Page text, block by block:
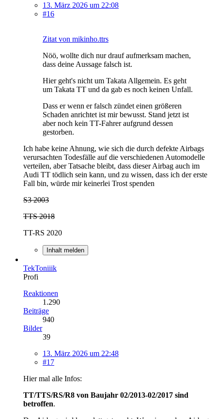
13. März 2026 um 22:08
#16
Zitat von mikinho.ttrs
Nöö, wollte dich nur drauf aufmerksam machen,
dass deine Aussage falsch ist.
Hier geht's nicht um Takata Allgemein. Es geht
um Takata TT und da gab es noch keinen Unfall.
Dass er wenn er falsch zündet einen größeren
Schaden anrichtet ist mir bewusst. Stand jetzt ist
aber noch kein TT-Fahrer aufgrund dessen
gestorben.
Ich habe keine Ahnung, wie sich die durch defekte Airbags
verursachten Todesfälle auf die verschiedenen Automodelle
verteilen, aber Tatsache bleibt, dass dieser Airbag auch im
Audi TT tödlich sein kann, und zu wissen, dass ich der erste
Fall bin, würde mir keinerlei Trost spenden
S3 2003
TTS 2018
TT-RS 2020
Inhalt melden
TekToniiik
Profi
Reaktionen
1.290
Beiträge
940
Bilder
39
13. März 2026 um 22:48
#17
Hier mal alle Infos:
TT/TTS/RS/R8 von Baujahr 02/2013-02/2017 sind
betroffen.